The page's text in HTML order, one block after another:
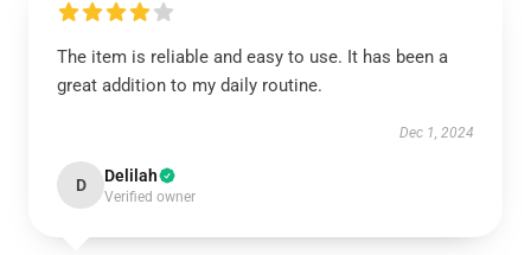
The item is reliable and easy to use. It has been a
great addition to my daily routine.
Dec 1, 2024
D Delilah
Verified owner